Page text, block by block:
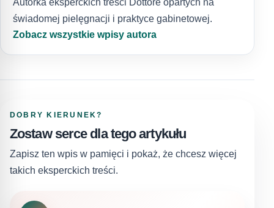
świadomej pielęgnacji i praktyce gabinetowej.
Zobacz wszystkie wpisy autora
DOBRY KIERUNEK?
Zostaw serce dla tego artykułu
Zapisz ten wpis w pamięci i pokaż, że chcesz więcej
takich eksperckich treści.